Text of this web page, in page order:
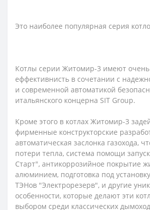
Это наиболее популярная серия
Котлы серии Житомир-3 имеют
еффективнисть в сочетании с
и современной автоматикой
итальянского концерна SIT Group.
Кроме этого в котлах Житомир-3
фирменные конструкторские
автоматическая заслонка газохода,
потери тепла, система помощи
Старт", антикоррозийное покрытие
алюминием, подготовка под
ТЭНов "Электрорезерв", и другие
особенности, которые делают эти
выбором среди классических